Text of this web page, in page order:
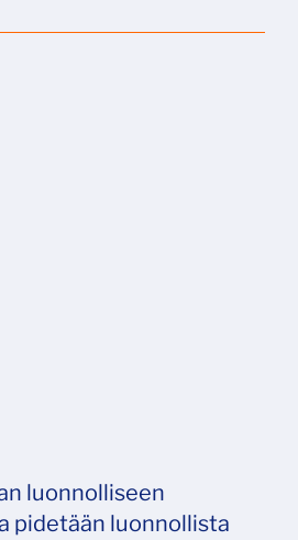
luonnolliseen
pidetään luonnollista